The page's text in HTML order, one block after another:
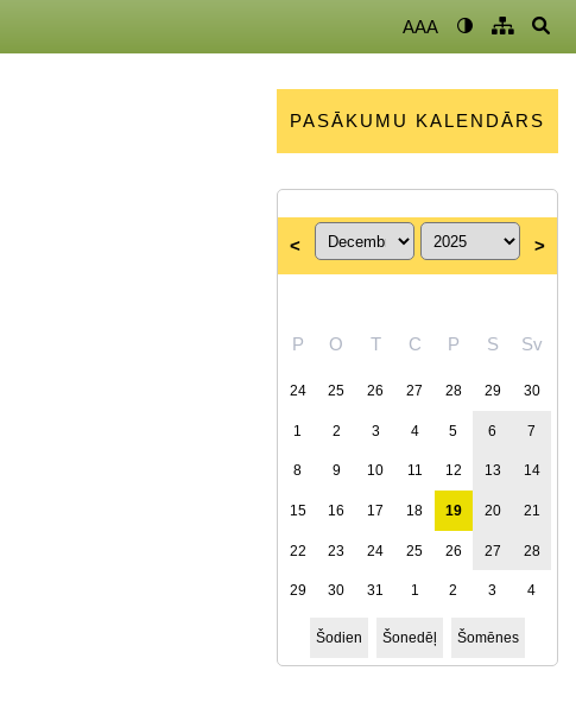
AAA
PASĀKUMU KALENDĀRS
< >
P O T C P S Sv
24 25 26 27 28 29 30
1 2 3 4 5 6 7
8 9 10 11 12 13 14
15 16 17 18 19 20 21
22 23 24 25 26 27 28
29 30 31 1 2 3 4
Šodien Šonedēļ Šomēnes